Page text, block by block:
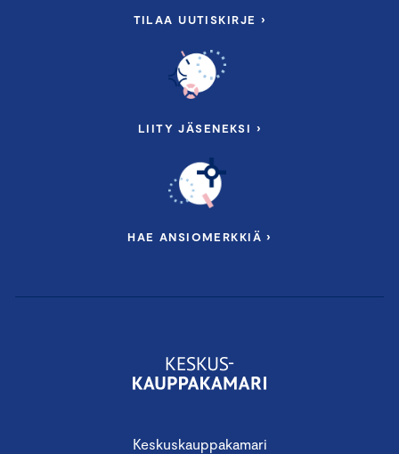
Keskuskauppakamari
TILAA UUTISKIRJE ›
LIITY JÄSENEKSI ›
HAE ANSIOMERKKIÄ ›